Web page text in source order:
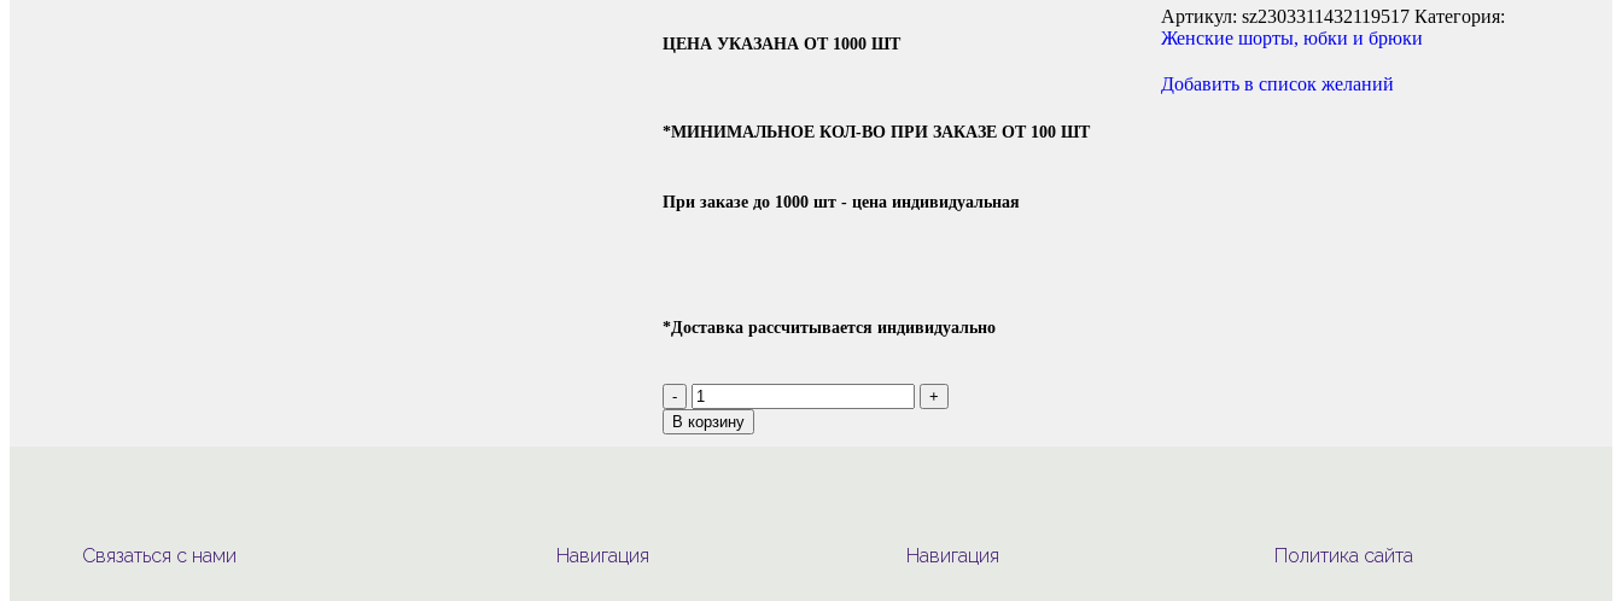
ЦЕНА УКАЗАНА ОТ 1000 ШТ
*МИНИМАЛЬНОЕ КОЛ-ВО ПРИ ЗАКАЗЕ ОТ 100 ШТ
При заказе до 1000 шт - цена индивидуальная
*Доставка рассчитывается индивидуально
Артикул: sz2303311432119517 Категория:
Женские шорты, юбки и брюки
Добавить в список желаний
В корзину
Связаться с нами Навигация Навигация Политика сайта